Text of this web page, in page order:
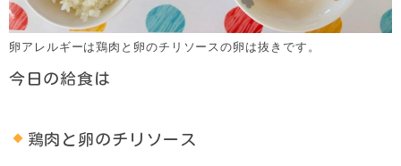
卵アレルギーは鶏肉と卵のチリソースの卵は抜きです。
今日の給食は
鶏肉と卵のチリソース